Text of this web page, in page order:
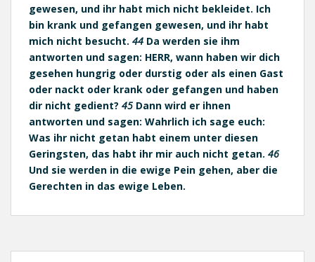
gewesen, und ihr habt mich nicht bekleidet. Ich
bin krank und gefangen gewesen, und ihr habt
mich nicht besucht. 44 Da werden sie ihm
antworten und sagen: HERR, wann haben wir dich
gesehen hungrig oder durstig oder als einen Gast
oder nackt oder krank oder gefangen und haben
dir nicht gedient? 45 Dann wird er ihnen
antworten und sagen: Wahrlich ich sage euch:
Was ihr nicht getan habt einem unter diesen
Geringsten, das habt ihr mir auch nicht getan. 46
Und sie werden in die ewige Pein gehen, aber die
Gerechten in das ewige Leben.